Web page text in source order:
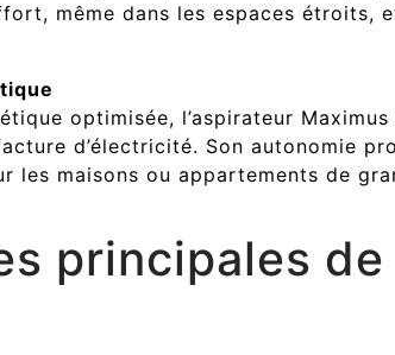
même dans les espaces étroits,
optimisée, l’aspirateur
d’électricité. Son autonomie
les maisons ou appartements de
principales de